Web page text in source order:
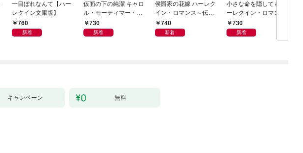
一目ぼれなんて【ハー
レクイン文庫版】
760
新着
仮面の下の純潔 キャロ
ル・モーティマー・コ
レクション【ハーレク
イン・マスターピース
730
新着
侯爵家の花嫁 ハーレク
イン・ロマンス～伝説
の名作選～【ハーレク
イン・ロマンス版】
740
新着
小さな命を隠しても ハ
ーレクイン・ロマン
ス・タイムマシン
730
新着
キャンペーン 無料